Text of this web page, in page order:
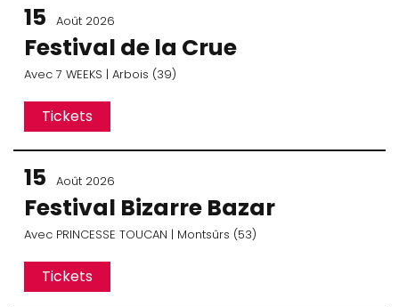
15 Août 2026
Festival de la Crue
Avec 7 WEEKS | Arbois (39)
Tickets
15 Août 2026
Festival Bizarre Bazar
Avec PRINCESSE TOUCAN | Montsûrs (53)
Tickets